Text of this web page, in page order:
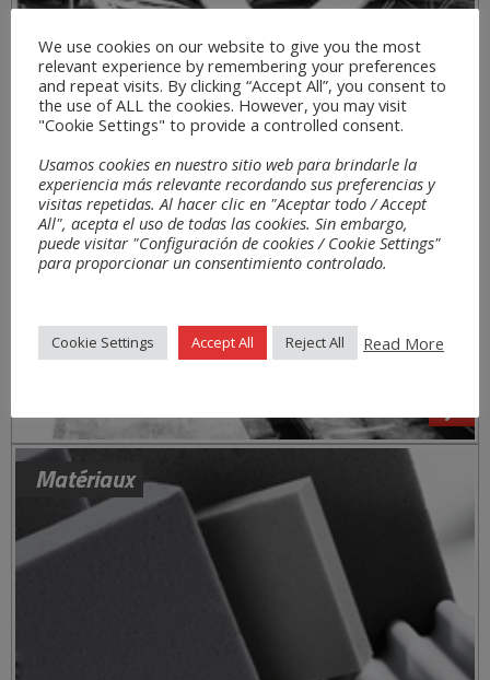
Matériaux
We use cookies on our website to give you the most
relevant experience by remembering your preferences
and repeat visits. By clicking “Accept All”, you consent to
the use of ALL the cookies. However, you may visit
"Cookie Settings" to provide a controlled consent.
Usamos cookies en nuestro sitio web para brindarle la
experiencia más relevante recordando sus preferencias y
visitas repetidas. Al hacer clic en "Aceptar todo / Accept
All", acepta el uso de todas las cookies. Sin embargo,
puede visitar "Configuración de cookies / Cookie Settings"
para proporcionar un consentimiento controlado.
Cookie Settings Accept All Reject All Read More